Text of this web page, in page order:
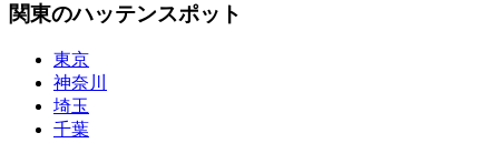
関東のハッテンスポット
東京
神奈川
埼玉
千葉